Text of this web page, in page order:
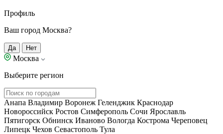
Профиль
Ваш город Москва?
Да Нет
Москва
Выберите регион
Анапа Владимир Воронеж Геленджик Краснодар
Новороссийск Ростов Симферополь Сочи Ярославль
Пятигорск Обнинск Иваново Вологда Кострома Череповец
Липецк Чехов Севастополь Тула